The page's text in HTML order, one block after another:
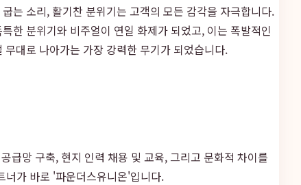
는 소리, 활기찬 분위기는 고객의 모든 감각을 자극합니다.
한 분위기와 비주얼이 연일 화제가 되었고, 이는 폭발적인
대로 나아가는 가장 강력한 무기가 되었습니다.
급망 구축, 현지 인력 채용 및 교육, 그리고 문화적 차이를
너가 바로 '파운더스유니온'입니다.